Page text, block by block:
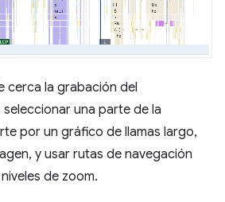
cerca la grabación del
una parte de la
por un gráfico de llamas largo,
y usar rutas de navegación
de zoom.